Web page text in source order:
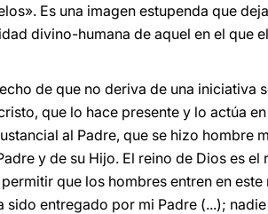
Es una imagen estupenda que
divino-humana de aquel en el que
de que no deriva de una iniciativa
que lo hace presente y lo actúa
al Padre, que se hizo hombre
y de su Hijo. El reino de Dios es el
que los hombres entren en
entregado por mi Padre (...);